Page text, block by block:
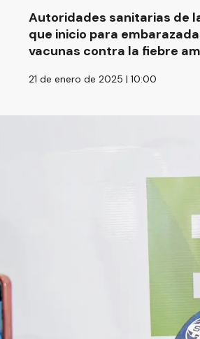
Autoridades sanitarias de
que inicio para
vacunas contra la fiebre
21 de enero de 2025 | 10:00